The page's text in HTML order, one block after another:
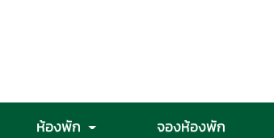
ห้องพัก จองห้องพัก